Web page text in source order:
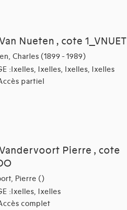
Nueten , cote 1_VNUET
Charles (1899 - 1989)
:Ixelles, Ixelles, Ixelles, Ixelles
partiel
Pierre , cote
Pierre ()
:Ixelles, Ixelles
complet